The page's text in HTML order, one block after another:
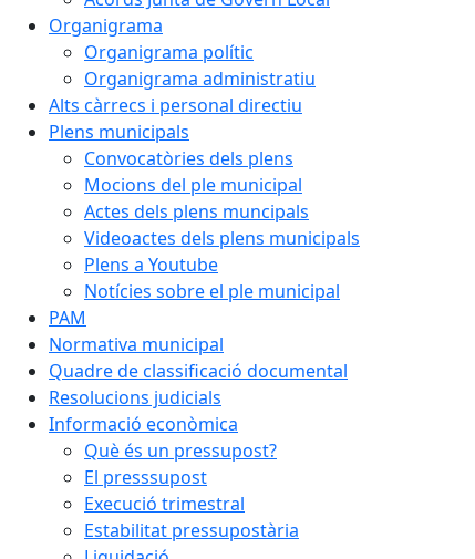
Organigrama
Organigrama polític
Organigrama administratiu
Alts càrrecs i personal directiu
Plens municipals
Convocatòries dels plens
Mocions del ple municipal
Actes dels plens muncipals
Videoactes dels plens municipals
Plens a Youtube
Notícies sobre el ple municipal
PAM
Normativa municipal
Quadre de classificació documental
Resolucions judicials
Informació econòmica
Què és un pressupost?
El presssupost
Execució trimestral
Estabilitat pressupostària